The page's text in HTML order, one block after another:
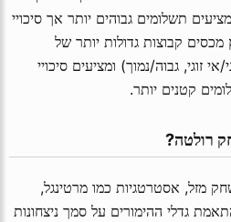
תשלומים גבוהים יותר אך סיכויי
מכסים קבוצות גדולות יותר של
זוגי, גבוה/נמוך) ומציעים סיכויי
קטנים יותר.
מזל, אסטרטגיות כמו מרטינגל,
גדלי ההימורים על סמך ניצחונות